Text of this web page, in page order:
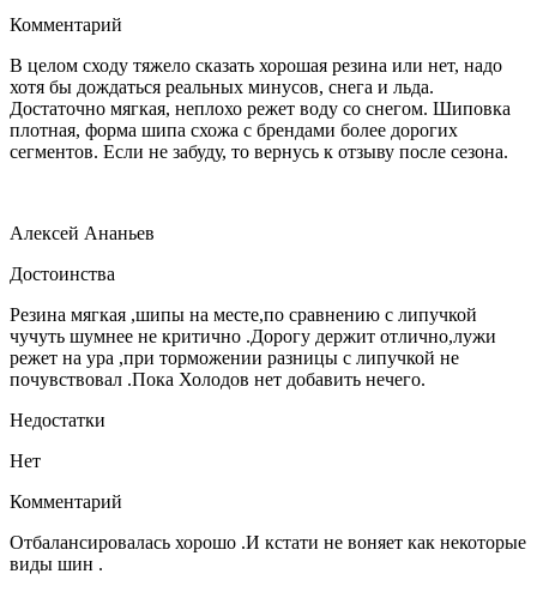
Комментарий
В целом сходу тяжело сказать хорошая резина или нет, надо
хотя бы дождаться реальных минусов, снега и льда.
Достаточно мягкая, неплохо режет воду со снегом. Шиповка
плотная, форма шипа схожа с брендами более дорогих
сегментов. Если не забуду, то вернусь к отзыву после сезона.
Алексей Ананьев
Достоинства
Резина мягкая ,шипы на месте,по сравнению с липучкой
чучуть шумнее не критично .Дорогу держит отлично,лужи
режет на ура ,при торможении разницы с липучкой не
почувствовал .Пока Холодов нет добавить нечего.
Недостатки
Нет
Комментарий
Отбалансировалась хорошо .И кстати не воняет как некоторые
виды шин .